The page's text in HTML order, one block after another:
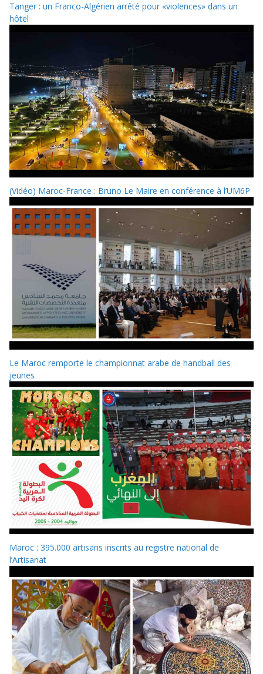
Tanger : un Franco-Algérien arrêté pour «violences» dans un
hôtel
(Vidéo) Maroc-France : Bruno Le Maire en conférence à l’UM6P
Le Maroc remporte le championnat arabe de handball des
jeunes
Maroc : 395.000 artisans inscrits au registre national de
l’Artisanat